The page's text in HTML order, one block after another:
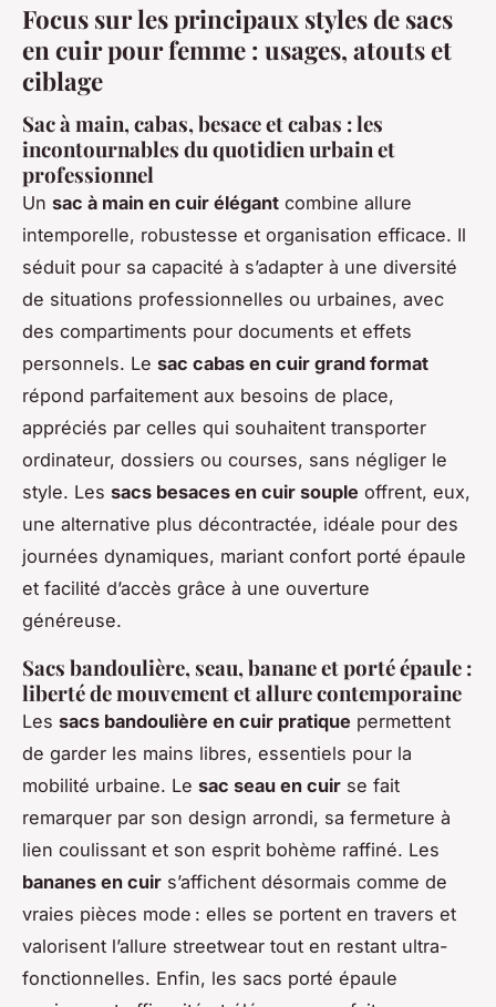
Focus sur les principaux styles de sacs
en cuir pour femme : usages, atouts et
ciblage
Sac à main, cabas, besace et cabas : les
incontournables du quotidien urbain et
professionnel
Un sac à main en cuir élégant combine allure
intemporelle, robustesse et organisation efficace. Il
séduit pour sa capacité à s’adapter à une diversité
de situations professionnelles ou urbaines, avec
des compartiments pour documents et effets
personnels. Le sac cabas en cuir grand format
répond parfaitement aux besoins de place,
appréciés par celles qui souhaitent transporter
ordinateur, dossiers ou courses, sans négliger le
style. Les sacs besaces en cuir souple offrent, eux,
une alternative plus décontractée, idéale pour des
journées dynamiques, mariant confort porté épaule
et facilité d’accès grâce à une ouverture
généreuse.
Sacs bandoulière, seau, banane et porté épaule :
liberté de mouvement et allure contemporaine
Les sacs bandoulière en cuir pratique permettent
de garder les mains libres, essentiels pour la
mobilité urbaine. Le sac seau en cuir se fait
remarquer par son design arrondi, sa fermeture à
lien coulissant et son esprit bohème raffiné. Les
bananes en cuir s’affichent désormais comme de
vraies pièces mode : elles se portent en travers et
valorisent l’allure streetwear tout en restant ultra-
fonctionnelles. Enfin, les sacs porté épaule